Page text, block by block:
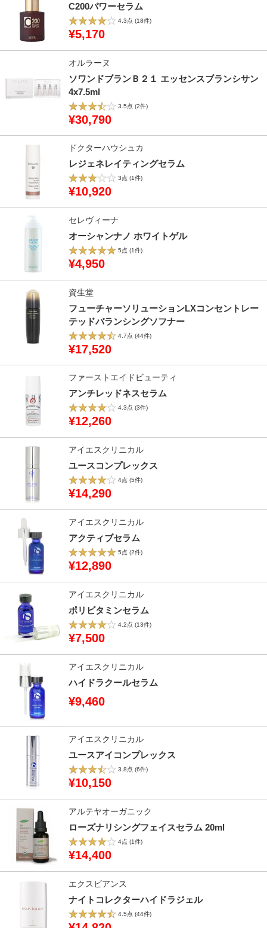
C200パワーセラム
4.3点 (18件)
¥5,170
オルラーヌ
ソワンドブランＢ２１ エッセンスブランシサン
4x7.5ml
3.5点 (2件)
¥30,790
ドクターハウシュカ
レジェネレイティングセラム
3点 (1件)
¥10,920
セレヴィーナ
オーシャンナノ ホワイトゲル
5点 (1件)
¥4,950
資生堂
フューチャーソリューションLXコンセントレー
テッドバランシングソフナー
4.7点 (44件)
¥17,520
ファーストエイドビューティ
アンチレッドネスセラム
4.3点 (3件)
¥12,260
アイエスクリニカル
ユースコンプレックス
4点 (5件)
¥14,290
アイエスクリニカル
アクティブセラム
5点 (2件)
¥12,890
アイエスクリニカル
ポリビタミンセラム
4.2点 (13件)
¥7,500
アイエスクリニカル
ハイドラクールセラム
¥9,460
アイエスクリニカル
ユースアイコンプレックス
3.8点 (6件)
¥10,150
アルテヤオーガニック
ローズナリシングフェイスセラム 20ml
4点 (1件)
¥14,400
エクスビアンス
ナイトコレクターハイドラジェル
4.5点 (44件)